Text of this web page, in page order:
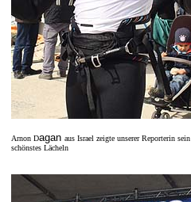
Arnon Dagan aus Israel zeigte unserer Reporterin sein
schönstes Lächeln